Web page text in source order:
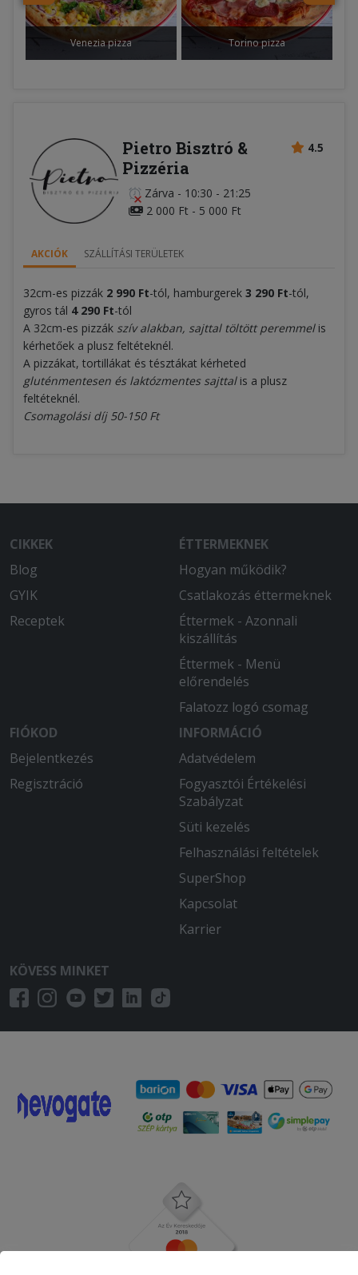
Venezia pizza Torino pizza
4.5
Pietro Bisztró &
Pizzéria
Zárva - 10:30 - 21:25
2 000 Ft - 5 000 Ft
AKCIÓK SZÁLLÍTÁSI TERÜLETEK
32cm-es pizzák 2 990 Ft-tól, hamburgerek 3 290 Ft-tól,
gyros tál 4 290 Ft-tól
A 32cm-es pizzák szív alakban, sajttal töltött peremmelis
kérhetőek a plusz feltéteknél.
A pizzákat, tortillákat és tésztákat kérheted
gluténmentesen és laktózmentes sajttalis a plusz
feltéteknél.
Csomagolási díj 50-150 Ft
CIKKEK
Blog
GYIK
Receptek
ÉTTERMEKNEK
Hogyan működik?
Csatlakozás éttermeknek
Éttermek - Azonnali
kiszállítás
Éttermek - Menü
előrendelés
Falatozz logó csomag
FIÓKOD
Bejelentkezés
Regisztráció
INFORMÁCIÓ
Adatvédelem
Fogyasztói Értékelési
Szabályzat
Süti kezelés
Felhasználási feltételek
SuperShop
Kapcsolat
Karrier
KÖVESS MINKET